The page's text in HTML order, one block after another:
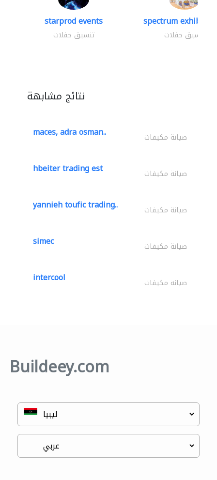
starprod events
تنسيق حفلات
spectrum
تنسيق حفلات
نتائج مشابهة
maces, adra osman.. صيانة مكيفات
hbeiter trading est صيانة مكيفات
yannieh toufic trading.. صيانة مكيفات
simec صيانة مكيفات
intercool صيانة مكيفات
Buildeey.com